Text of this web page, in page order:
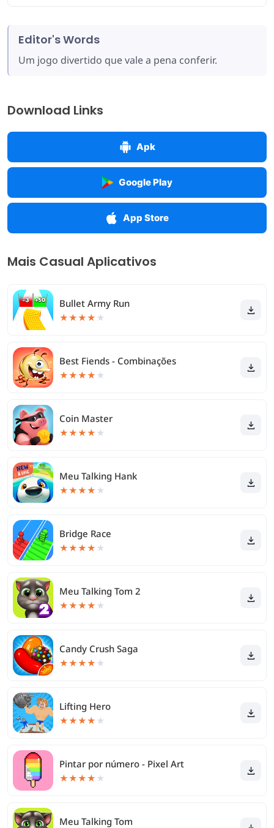
Editor's Words
Um jogo divertido que vale a pena conferir.
Download Links
Apk
Google Play
App Store
Mais Casual Aplicativos
Bullet Army Run
★★★★ ★
Best Fiends - Combinações
★★★★ ★
Coin Master
★★★★ ★
Meu Talking Hank
★★★★ ★
Bridge Race
★★★★ ★
Meu Talking Tom 2
★★★★ ★
Candy Crush Saga
★★★★ ★
Lifting Hero
★★★★ ★
Pintar por número - Pixel Art
★★★★ ★
Meu Talking Tom